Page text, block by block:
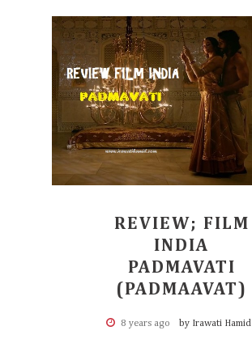
REVIEW; FILM
INDIA
PADMAVATI
(PADMAAVAT)
8 years ago by Irawati Hamid